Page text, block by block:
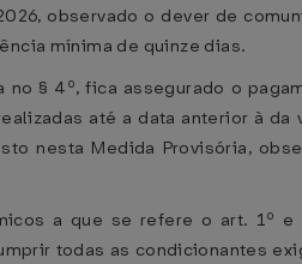
observado o dever de
mínima de quinze dias.
no § 4º, fica assegurado o
até a data anterior à
nesta Medida Provisória,
a que se refere o art. 1º
todas as condicionantes